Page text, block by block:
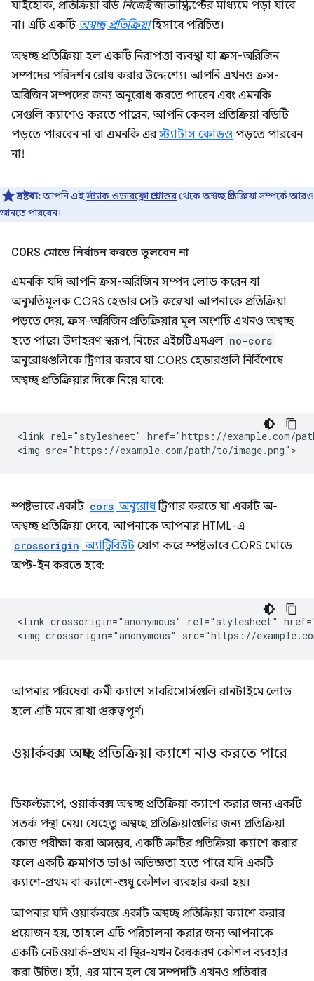
যাইহোক, প্রতিক্রিয়া বডি নিজেইজাভাস্ক্রিপ্টের মাধ্যমে পড়া যাবে
না। এটি একটি অস্বচ্ছ প্রতিক্রিয়াহিসাবে পরিচিত।
অস্বচ্ছ প্রতিক্রিয়া হল একটি নিরাপত্তা ব্যবস্থা যা ক্রস-অরিজিন
সম্পদের পরিদর্শন রোধ করার উদ্দেশ্যে। আপনি এখনও ক্রস-
অরিজিন সম্পদের জন্য অনুরোধ করতে পারেন এবং এমনকি
সেগুলি ক্যাশেও করতে পারেন, আপনি কেবল প্রতিক্রিয়া বডিটি
পড়তে পারবেন না বা এমনকি এরস্ট্যাটাস কোডও পড়তে পারবেন
না!
দ্রষ্টব্য:আপনি এইস্ট্যাক ওভারফ্লো প্রশ্নোত্তরথেকে অস্বচ্ছ প্রতিক্রিয়া সম্পর্কে আরও
জানতে পারবেন।
CORS মোডে নির্বাচন করতে ভুলবেন না
এমনকি যদি আপনি ক্রস-অরিজিন সম্পদ লোড করেন যা
অনুমতিমূলক CORS হেডার সেট করেযা আপনাকে প্রতিক্রিয়া
পড়তে দেয়, ক্রস-অরিজিন প্রতিক্রিয়ার মূল অংশটি এখনও অস্বচ্ছ
হতে পারে। উদাহরণ স্বরূপ, নিচের এইচটিএমএল no-cors
অনুরোধগুলিকে ট্রিগার করবে যা CORS হেডারগুলি নির্বিশেষে
অস্বচ্ছ প্রতিক্রিয়ার দিকে নিয়ে যাবে:
<link rel="stylesheet" href="https://example.com/
স্পষ্টভাবে একটি cors অনুরোধট্রিগার করতে যা একটি অ-
অস্বচ্ছ প্রতিক্রিয়া দেবে, আপনাকে আপনার HTML-এ
crossorigin অ্যাট্রিবিউটযোগ করে স্পষ্টভাবে CORS মোডে
অপ্ট-ইন করতে হবে:
<link crossorigin="anonymous" rel="stylesheet"
আপনার পরিষেবা কর্মী ক্যাশে সাবরিসোর্সগুলি রানটাইমে লোড
হলে এটি মনে রাখা গুরুত্বপূর্ণ৷
ওয়ার্কবক্স অস্বচ্ছ প্রতিক্রিয়া ক্যাশে নাও করতে পারে
ডিফল্টরূপে, ওয়ার্কবক্স অস্বচ্ছ প্রতিক্রিয়া ক্যাশে করার জন্য একটি
সতর্ক পন্থা নেয়। যেহেতু অস্বচ্ছ প্রতিক্রিয়াগুলির জন্য প্রতিক্রিয়া
কোড পরীক্ষা করা অসম্ভব, একটি ত্রুটির প্রতিক্রিয়া ক্যাশে করার
ফলে একটি ক্রমাগত ভাঙা অভিজ্ঞতা হতে পারে যদি একটি
ক্যাশে-প্রথম বা ক্যাশে-শুধু কৌশল ব্যবহার করা হয়।
আপনার যদি ওয়ার্কবক্সে একটি অস্বচ্ছ প্রতিক্রিয়া ক্যাশে করার
প্রয়োজন হয়, তাহলে এটি পরিচালনা করার জন্য আপনাকে
একটি নেটওয়ার্ক-প্রথম বা স্থির-যখন বৈধকরণ কৌশল ব্যবহার
করা উচিত। হ্যাঁ, এর মানে হল যে সম্পদটি এখনও প্রতিবার